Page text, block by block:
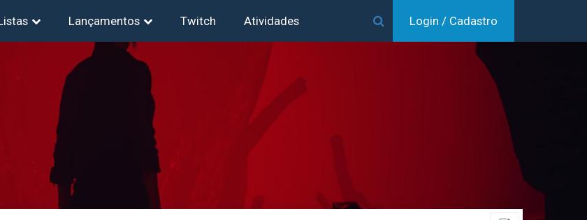
Lançamentos Twitch Atividades Login / Cadastro